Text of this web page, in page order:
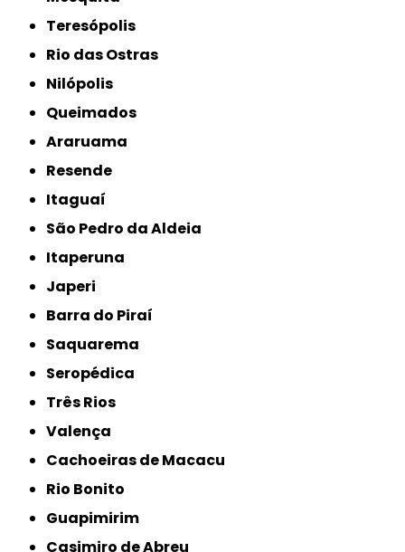
Teresópolis
Rio das Ostras
Nilópolis
Queimados
Araruama
Resende
Itaguaí
São Pedro da Aldeia
Itaperuna
Japeri
Barra do Piraí
Saquarema
Seropédica
Três Rios
Valença
Cachoeiras de Macacu
Rio Bonito
Guapimirim
Casimiro de Abreu